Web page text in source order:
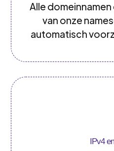
Alle
van onze
automatisch
IPv4